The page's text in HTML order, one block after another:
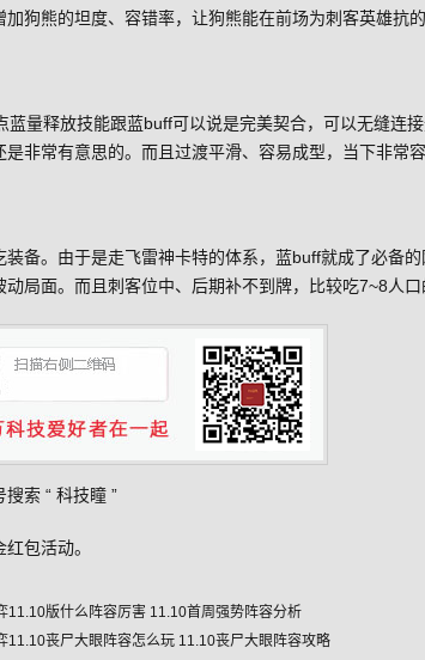
加狗熊的坦度、容错率，让狗熊能在前场为刺客英雄抗的
蓝量释放技能跟蓝buff可以说是完美契合，可以无缝连
是非常有意思的。而且过渡平滑、容易成型，当下非常容
装备。由于是走飞雷神卡特的体系，蓝buff就成了必备
动局面。而且刺客位中、后期补不到牌，比较吃7~8人口
搜索 “ 科技瞳 ”
包活动。
11.10版什么阵容厉害 11.10首周强势阵容分析
11.10丧尸大眼阵容怎么玩 11.10丧尸大眼阵容攻略